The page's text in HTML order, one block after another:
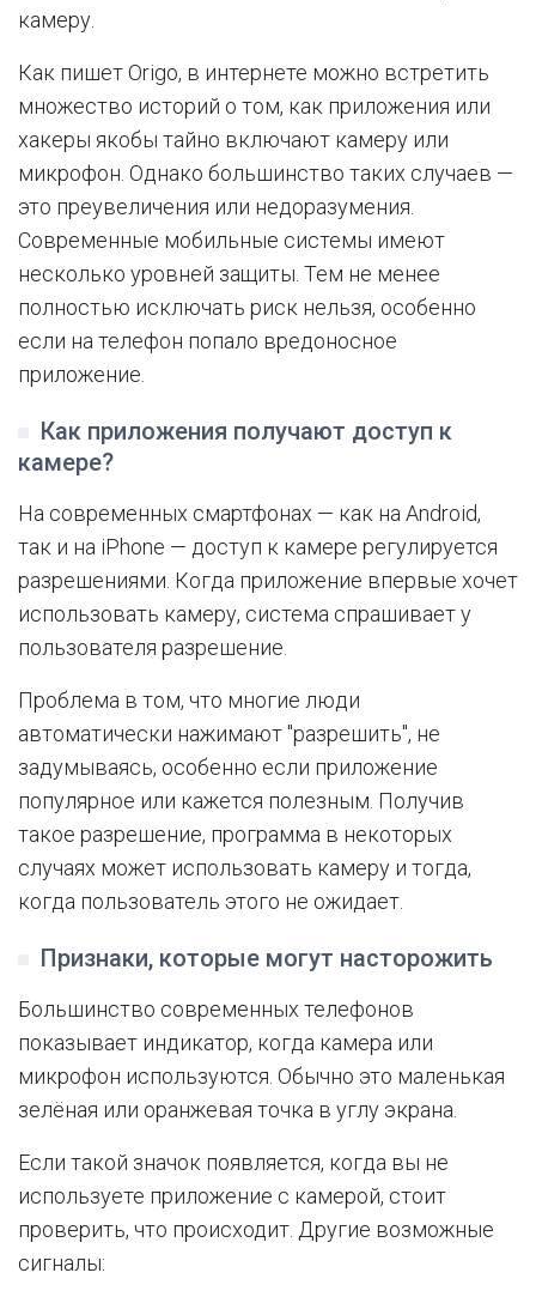
камеру.
Как пишет Оrigo, в интернете можно встретить
множество историй о том, как приложения или
хакеры якобы тайно включают камеру или
микрофон. Однако большинство таких случаев —
это преувеличения или недоразумения.
Современные мобильные системы имеют
несколько уровней защиты. Тем не менее
полностью исключать риск нельзя, особенно
если на телефон попало вредоносное
приложение.
Как приложения получают доступ к
камере?
На современных смартфонах — как на Android,
так и на iPhone — доступ к камере регулируется
разрешениями. Когда приложение впервые хочет
использовать камеру, система спрашивает у
пользователя разрешение.
Проблема в том, что многие люди
автоматически нажимают "разрешить", не
задумываясь, особенно если приложение
популярное или кажется полезным. Получив
такое разрешение, программа в некоторых
случаях может использовать камеру и тогда,
когда пользователь этого не ожидает.
Признаки, которые могут насторожить
Большинство современных телефонов
показывает индикатор, когда камера или
микрофон используются. Обычно это маленькая
зелёная или оранжевая точка в углу экрана.
Если такой значок появляется, когда вы не
используете приложение с камерой, стоит
проверить, что происходит. Другие возможные
сигналы: